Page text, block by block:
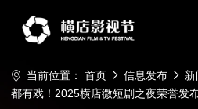
当前位置：首页 信息发布
都有戏！2025横店微短剧之夜荣誉发